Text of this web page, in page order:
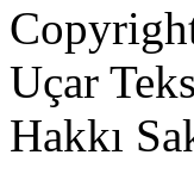
Uçar
Hakkı